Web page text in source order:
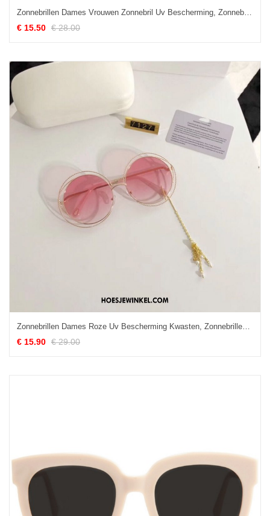
Zonnebrillen Dames Vrouwen Zonnebril Uv Bescherming, Zonnebrillen Groot Autorijden
€ 15.50 € 28.00
Zonnebrillen Dames Roze Uv Bescherming Kwasten, Zonnebrillen Rondje Bloemen Rot Rosa
€ 15.90 € 29.00